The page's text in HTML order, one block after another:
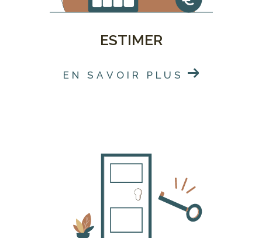
un de nos numéros pour parler directement avec l'un
ESTIMER
EN SAVOIR PLUS